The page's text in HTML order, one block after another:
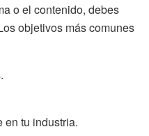
o el contenido, debes
objetivos más comunes
en tu industria.